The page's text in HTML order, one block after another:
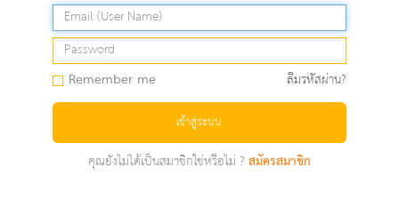
Remember me ลืมรหัสผ่าน?
เข้าสู่ระบบ
คุณยังไม่ได้เป็นสมาชิกใช่หรือไม่ ?สมัครสมาชิก